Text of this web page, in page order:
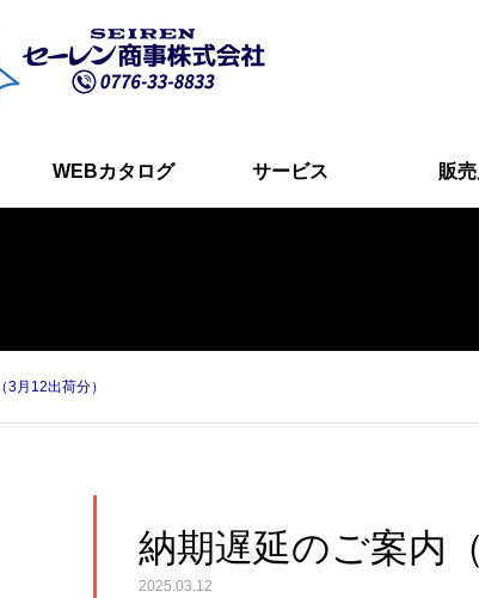
WEBカタログ サービス 販
月12出荷分）
納期遅延のご案内
2025.03.12